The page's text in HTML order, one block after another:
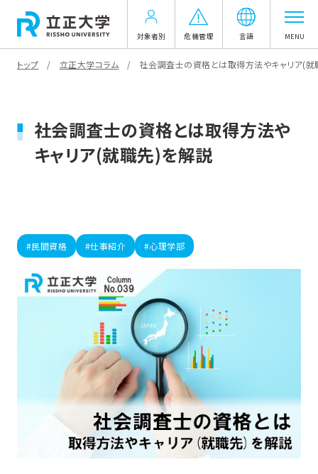
対象者別 危機管理 言語 MENU
トップ 立正大学コラム 社会調査士の資格とは取得方法やキャリア(
社会調査士の資格とは取得方法や
キャリア(就職先)を解説
#民間資格 #仕事紹介 #心理学部